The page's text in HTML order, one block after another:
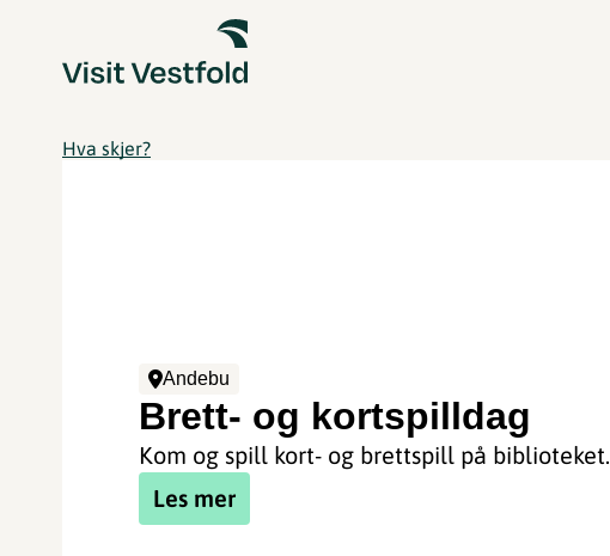
Hva skjer?
Andebu
Brett- og kortspilldag
Kom og spill kort- og brettspill på biblioteket.
Les mer